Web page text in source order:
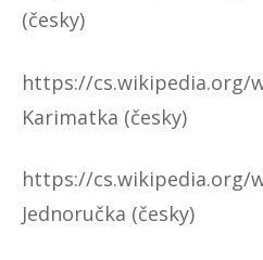
(česky)
https://cs.wikipedia.org/
Karimatka (česky)
https://cs.wikipedia.org/
Jednoručka (česky)